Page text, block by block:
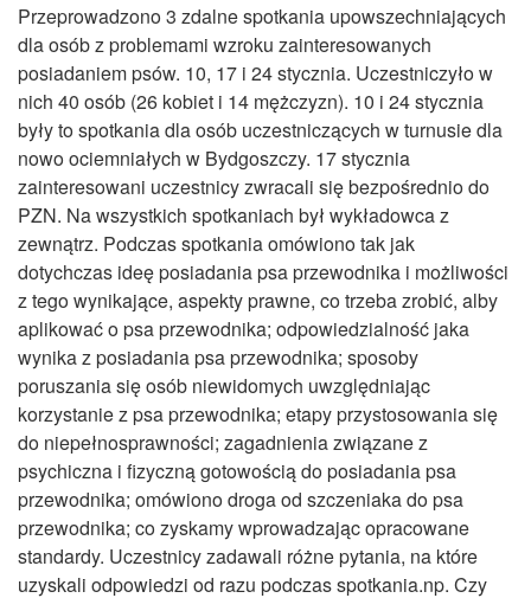
Przeprowadzono 3 zdalne spotkania upowszechniających
dla osób z problemami wzroku zainteresowanych
posiadaniem psów. 10, 17 i 24 stycznia. Uczestniczyło w
nich 40 osób (26 kobiet i 14 mężczyzn). 10 i 24 stycznia
były to spotkania dla osób uczestniczących w turnusie dla
nowo ociemniałych w Bydgoszczy. 17 stycznia
zainteresowani uczestnicy zwracali się bezpośrednio do
PZN. Na wszystkich spotkaniach był wykładowca z
zewnątrz. Podczas spotkania omówiono tak jak
dotychczas ideę posiadania psa przewodnika i możliwości
z tego wynikające, aspekty prawne, co trzeba zrobić, alby
aplikować o psa przewodnika; odpowiedzialność jaka
wynika z posiadania psa przewodnika; sposoby
poruszania się osób niewidomych uwzględniając
korzystanie z psa przewodnika; etapy przystosowania się
do niepełnosprawności; zagadnienia związane z
psychiczna i fizyczną gotowością do posiadania psa
przewodnika; omówiono droga od szczeniaka do psa
przewodnika; co zyskamy wprowadzając opracowane
standardy. Uczestnicy zadawali różne pytania, na które
uzyskali odpowiedzi od razu podczas spotkania.np. Czy